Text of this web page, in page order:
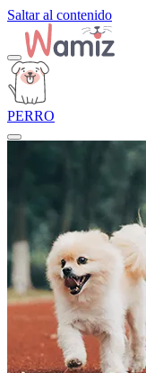
Saltar al contenido
PERRO